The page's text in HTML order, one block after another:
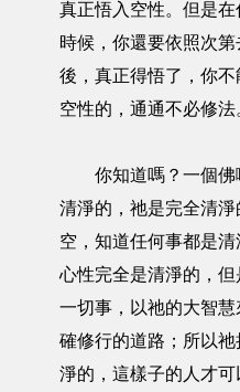
真正悟入空性。但是
時候，你還要依照次
後，真正得悟了，你
空性的，通通不必修法
你知道嗎？一個佛
清淨的，祂是完全清
空，知道任何事都是清
心性完全是清淨的，
一切事，以祂的大智
確修行的道路；所以
淨的，這樣子的人才可